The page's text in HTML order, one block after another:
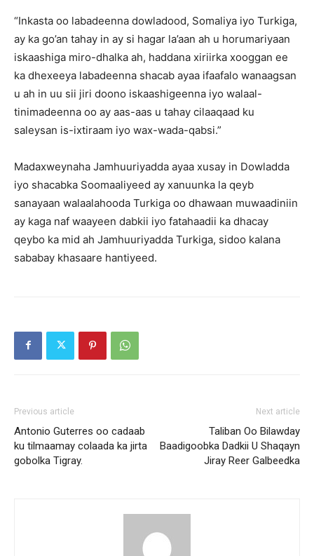
“Inkasta oo labadeenna dowladood, Somaliya iyo Turkiga,
ay ka go’an tahay in ay si hagar la’aan ah u horumariyaan
iskaashiga miro-dhalka ah, haddana xiriirka xooggan ee
ka dhexeeya labadeenna shacab ayaa ifaafalo wanaagsan
u ah in uu sii jiri doono iskaashigeenna iyo walaal-
tinimadeenna oo ay aas-aas u tahay cilaaqaad ku
saleysan is-ixtiraam iyo wax-wada-qabsi.”
Madaxweynaha Jamhuuriyadda ayaa xusay in Dowladda
iyo shacabka Soomaaliyeed ay xanuunka la qeyb
sanayaan walaalahooda Turkiga oo dhawaan muwaadiniin
ay kaga naf waayeen dabkii iyo fatahaadii ka dhacay
qeybo ka mid ah Jamhuuriyadda Turkiga, sidoo kalana
sababay khasaare hantiyeed.
Previous article
Antonio Guterres oo cadaab
ku tilmaamay colaada ka jirta
gobolka Tigray.
Next article
Taliban Oo Bilawday
Baadigoobka Dadkii U Shaqayn
Jiray Reer Galbeedka